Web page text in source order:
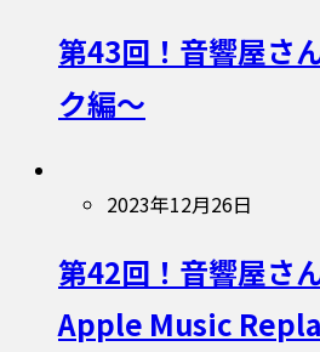
第43回！音響屋さ
ク編〜
2023年12月26日
第42回！音響屋さ
Apple Music